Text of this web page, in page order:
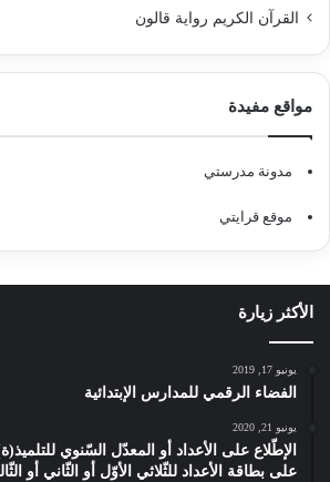
القرآن الكريم رواية قالون
مواقع مفيدة
مدونة مدرستي
موقع قرايتي
الأكثر زيارة
يونيو 17, 2019
الفضاء الرقمي للمدارس الإبتدائية
يونيو 21, 2020
الإطّلاع على الأعداد أو المعدّل السّنوي
على بطاقة الأعداد للثّلاثي الأوّل أو الثّاني أو